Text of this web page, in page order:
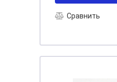
Сравнить